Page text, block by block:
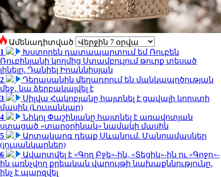
Ամենադիտված
1
Խստորեն դատապարտում եմ Ռուբեն
Ռուբինյանի կողմից Ստամբուլում թուրք տեսած
լինելը. Դանիել Իոաննիսյան
2
Դերասանին մեղադրում են մանկապղծության
մեջ․ նա ձերբակալվել է
3
Սիլվա Հակոբյանը հայտնել է ցավալի կորստի
մասին (Լուսանկար)
4
Նիկոլ Փաշինյանը հայտնել է առավոտյան
ստացած «տարօրինակ» նամակի մասին
5
Արտակարգ դեպք Սևանում. Մանրամասներ
(լուսանկարներ)
6
Ավարտվել է «Գող Բջե»-ին, «Տեցիկ»-ին ու «Գոջո»-
ին առնչվող քրեական վարույթի նախաքննությունը.
ինչ է պարզվել